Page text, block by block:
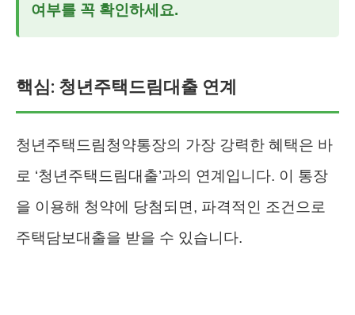
여부를 꼭 확인하세요.
핵심: 청년주택드림대출 연계
청년주택드림청약통장의 가장 강력한 혜택은 바
로 ‘청년주택드림대출’과의 연계입니다. 이 통장
을 이용해 청약에 당첨되면, 파격적인 조건으로
주택담보대출을 받을 수 있습니다.